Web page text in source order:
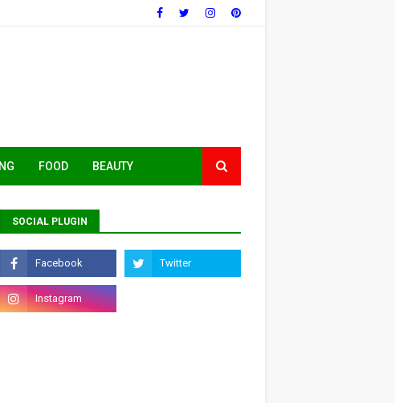
FOOD BEAUTY
SOCIAL PLUGIN